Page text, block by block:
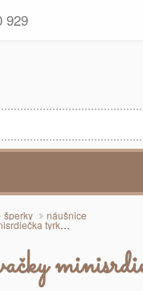
929
šperky náušnice
tyrkysové